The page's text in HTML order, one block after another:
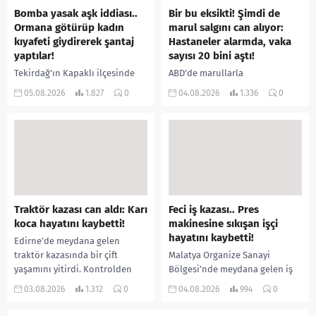
Bomba yasak aşk iddiası..
Ormana götürüp kadın
kıyafeti giydirerek şantaj
yaptılar!
Tekirdağ’ın Kapaklı ilçesinde
bir kişiyi, arkadaşının eşiyle
05.08.2026 1.827 0
Bir bu eksikti! Şimdi de
marul salgını can alıyor:
Hastaneler alarmda, vaka
sayısı 20 bini aştı!
ABD’de marullarla
ilişkilendirilen siklospora
04.08.2026 1.336 0
Traktör kazası can aldı: Karı
koca hayatını kaybetti!
Edirne’de meydana gelen
traktör kazasında bir çift
yaşamını yitirdi. Kontrolden
çıkarak devrilen traktörün
03.08.2026 1.312 0
Feci iş kazası.. Pres
makinesine sıkışan işçi
hayatını kaybetti!
Malatya Organize Sanayi
Bölgesi’nde meydana gelen iş
kazasında, pres makinesine
04.08.2026 994 0